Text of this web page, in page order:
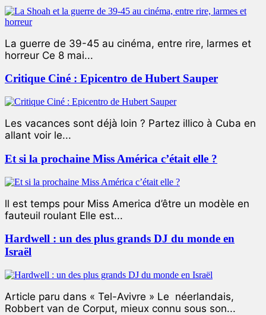
La guerre de 39-45 au cinéma, entre rire, larmes et
horreur Ce 8 mai...
Critique Ciné : Epicentro de Hubert Sauper
Les vacances sont déjà loin ? Partez illico à Cuba en
allant voir le...
Et si la prochaine Miss América c’était elle ?
ll est temps pour Miss America d’être un modèle en
fauteuil roulant Elle est...
Hardwell : un des plus grands DJ du monde en
Israël
Article paru dans « Tel-Avivre » Le néerlandais,
Robbert van de Corput, mieux connu sous son...